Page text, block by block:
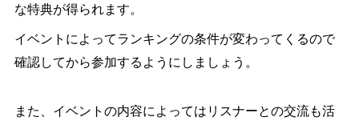
な特典が得られます。
イベントによってランキングの条件が変わってくるので
確認してから参加するようにしましょう。
また、イベントの内容によってはリスナーとの交流も活